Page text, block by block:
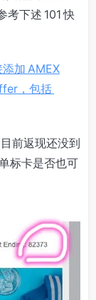
考下述 101 快
加 AMEX
，包括
前返现还没到
标卡是否也可